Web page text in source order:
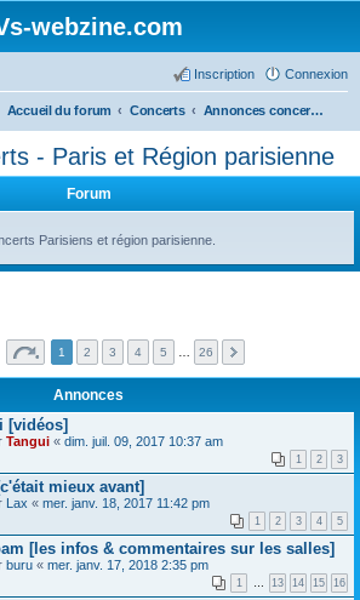
webzine.com
Connexion
Inscription
Accueil du forum Concerts Annonces concerts - Paris et Région parisienne
- Paris et Région parisienne
Forum
Parisiens et région parisienne.
1 2 3 4 5 26
Annonces
[vidéos]
Tangui « dim. juil. 09, 2017 10:37 am
1 2 3
mieux avant]
Lax « mer. janv. 18, 2017 11:42 pm
1 2 3 4 5
[les infos & commentaires sur les salles]
buru « mer. janv. 17, 2018 2:35 pm
1 … 13 14 15 16